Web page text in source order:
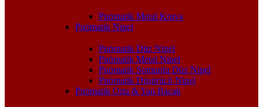
Pnömatik Metal Kruva
Pnömatik Nipel
Pnömatik Düz Nipel
Pnömatik Metal Nipel
Pnömatik Somunlu Düz Nipel
Pnömatik Düşürücü Nipel
Pnömatik Orta & Yan Bacak